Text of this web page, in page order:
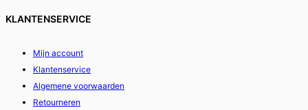
KLANTENSERVICE
Mijn account
Klantenservice
Algemene voorwaarden
Retourneren